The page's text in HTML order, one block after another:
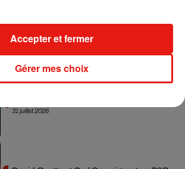
leur mixtape créée en...
31 juillet 2026
Gérer mes choix
Accepter et fermer